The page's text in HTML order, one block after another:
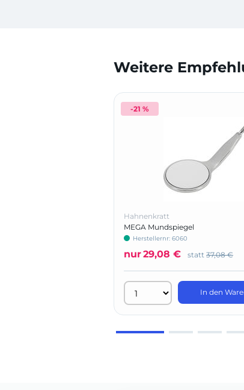
Weitere
-21 %
Hahnenkratt
MEGA Mundspiegel
Herstellernr: 6060
nur29,08 € statt 37,08 €
In den